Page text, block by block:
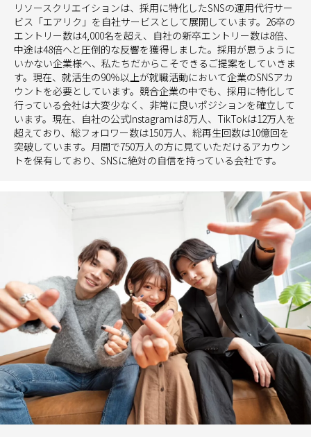
リソースクリエイションは、採用に特化したSNSの運用代行サー
ビス「エアリク」を自社サービスとして展開しています。26卒の
エントリー数は4,000名を超え、自社の新卒エントリー数は8倍、
中途は48倍へと圧倒的な反響を獲得しました。採用が思うように
いかない企業様へ、私たちだからこそできるご提案をしていきま
す。現在、就活生の90％以上が就職活動において企業のSNSアカ
ウントを必要としています。競合企業の中でも、採用に特化して
行っている会社は大変少なく、非常に良いポジションを確立して
います。現在、自社の公式Instagramは8万人、TikTokは12万人を
超えており、総フォロワー数は150万人、総再生回数は10億回を
突破しています。月間で750万人の方に見ていただけるアカウン
トを保有しており、SNSに絶対の自信を持っている会社です。